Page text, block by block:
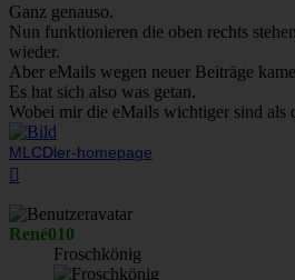
Ganz genauso.
Nun funktionieren die oben rechts
wieder.
Aber eMails wegen neuer Beiträge
Es hat sich also was getan.
Wobei mir die eMails wichtiger sind als
MLCDler-homepage
René010
Froschkönig